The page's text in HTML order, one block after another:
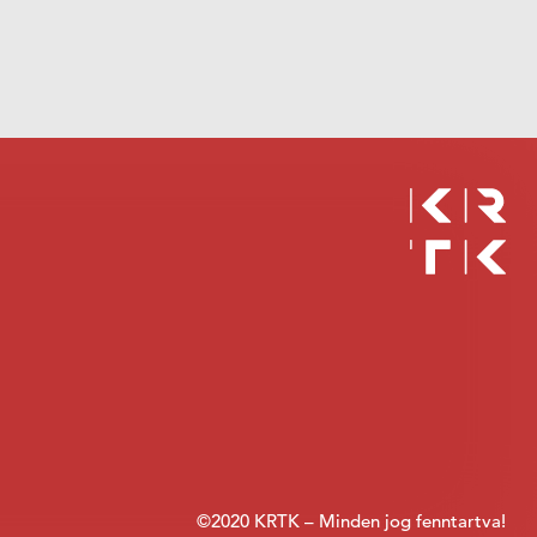
©2020 KRTK – Minden jog fenntartva!